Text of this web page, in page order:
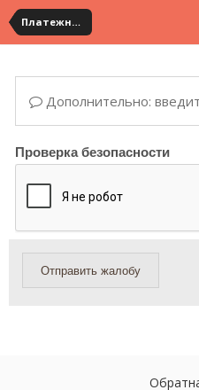
Платежная система ALIPAY и оплата банковскими картами
Дополнительно:
Проверка безопасности
Отправить жалобу